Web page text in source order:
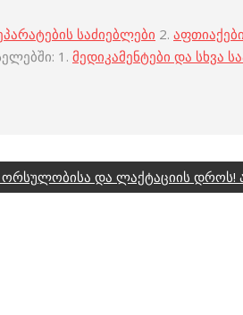
საძიებლები 2.
1. მედიკამენტები და სხვა
და ლაქტაციის დროს!